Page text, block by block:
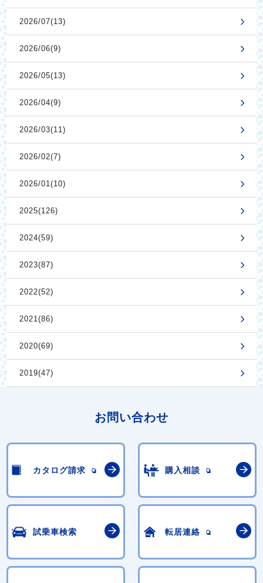
2026/07(13)
2026/06(9)
2026/05(13)
2026/04(9)
2026/03(11)
2026/02(7)
2026/01(10)
2025(126)
2024(59)
2023(87)
2022(52)
2021(86)
2020(69)
2019(47)
お問い合わせ
カタログ請求 購入相談
試乗車検索 転居連絡